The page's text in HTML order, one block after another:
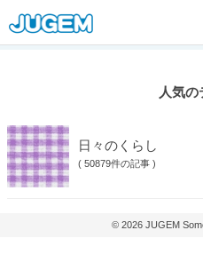
人気の
日々のくらし
( 50879件の記事 )
© 2026 JUGEM